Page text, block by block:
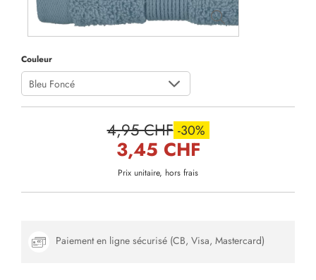
Couleur
Bleu Foncé
4,95 CHF -30%
3,45 CHF
Prix unitaire, hors frais
Paiement en ligne sécurisé (CB, Visa, Mastercard)